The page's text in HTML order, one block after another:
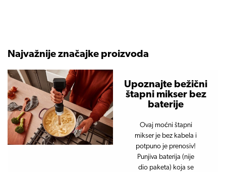
Najvažnije značajke proizvoda
Upoznajte bežični
štapni mikser bez
baterije
Ovaj moćni štapni
mikser je bez kabela i
potpuno je prenosiv!
Punjiva baterija (nije
dio paketa) koja se